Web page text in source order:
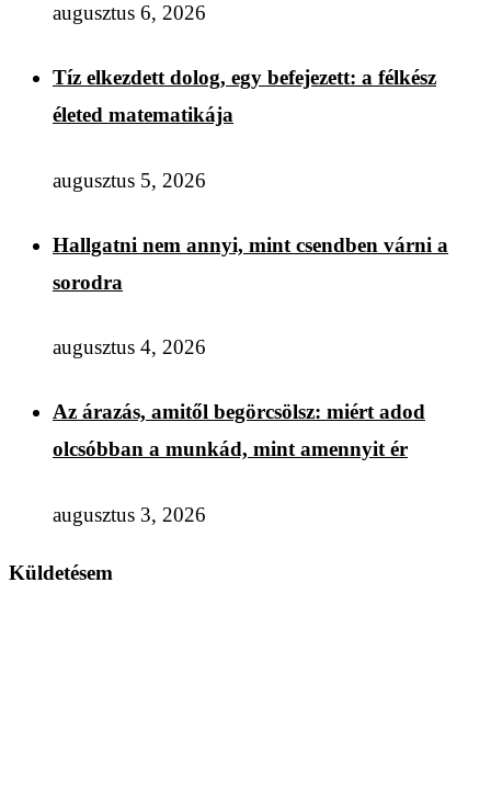
augusztus 6, 2026
Tíz elkezdett dolog, egy befejezett: a félkész
életed matematikája
augusztus 5, 2026
Hallgatni nem annyi, mint csendben várni a
sorodra
augusztus 4, 2026
Az árazás, amitől begörcsölsz: miért adod
olcsóbban a munkád, mint amennyit ér
augusztus 3, 2026
Küldetésem